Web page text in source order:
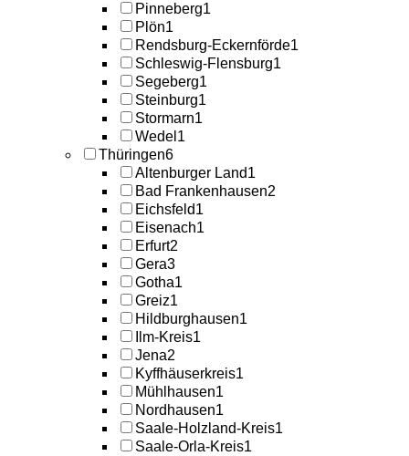
Pinneberg1
Plön1
Rendsburg-Eckernförde1
Schleswig-Flensburg1
Segeberg1
Steinburg1
Stormarn1
Wedel 1
Thüringen6
Altenburger Land1
Bad Frankenhausen2
Eichsfeld1
Eisenach1
Erfurt2
Gera3
Gotha1
Greiz1
Hildburghausen1
Ilm-Kreis1
Jena2
Kyffhäuserkreis1
Mühlhausen1
Nordhausen1
Saale-Holzland-Kreis1
Saale-Orla-Kreis1